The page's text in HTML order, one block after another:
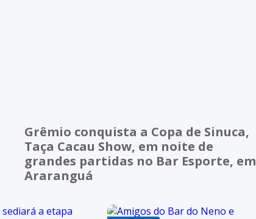
Grêmio conquista a Copa de Sinuca,
Taça Cacau Show, em noite de
grandes partidas no Bar Esporte, em
Araranguá